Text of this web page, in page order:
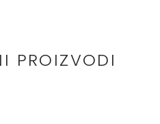
PROIZVODI